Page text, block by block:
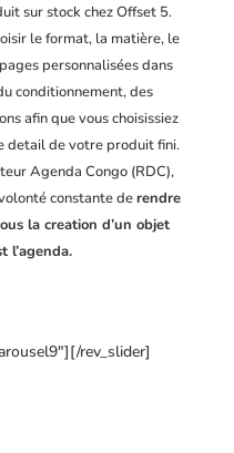
sur stock chez Offset 5.
le format, la matière, le
personnalisées dans
conditionnement, des
afin que vous choisissiez
detail de votre produit fini.
Agenda Congo (RDC),
constante derendre
la creation d’un objet
l’agenda.
rev_slider]